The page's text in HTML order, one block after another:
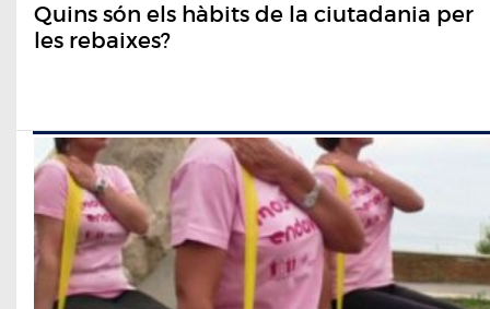
Quins són els hàbits de la ciutadania per
les rebaixes?